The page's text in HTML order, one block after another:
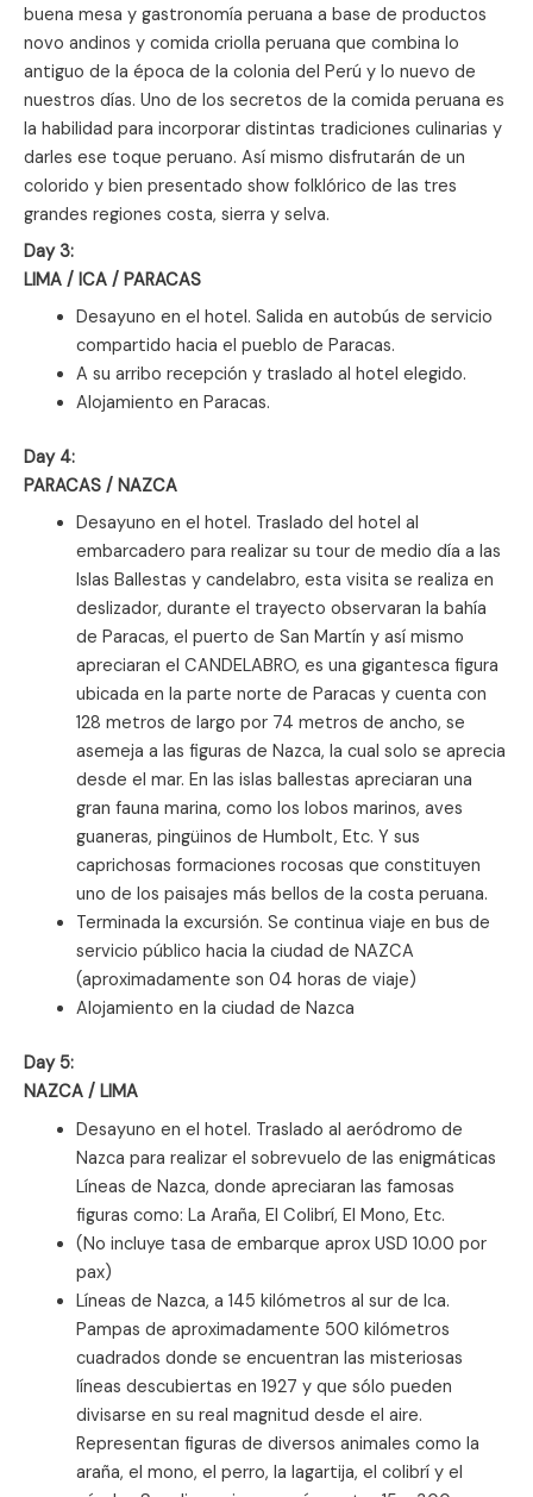
buena mesa y gastronomía peruana a base de productos
novo andinos y comida criolla peruana que combina lo
antiguo de la época de la colonia del Perú y lo nuevo de
nuestros días. Uno de los secretos de la comida peruana es
la habilidad para incorporar distintas tradiciones culinarias y
darles ese toque peruano. Así mismo disfrutarán de un
colorido y bien presentado show folklórico de las tres
grandes regiones costa, sierra y selva.
Day 3:
LIMA / ICA / PARACAS
Desayuno en el hotel. Salida en autobús de servicio
compartido hacia el pueblo de Paracas.
A su arribo recepción y traslado al hotel elegido.
Alojamiento en Paracas.
Day 4:
PARACAS / NAZCA
Desayuno en el hotel. Traslado del hotel al
embarcadero para realizar su tour de medio día a las
Islas Ballestas y candelabro, esta visita se realiza en
deslizador, durante el trayecto observaran la bahía
de Paracas, el puerto de San Martín y así mismo
apreciaran el CANDELABRO, es una gigantesca figura
ubicada en la parte norte de Paracas y cuenta con
128 metros de largo por 74 metros de ancho, se
asemeja a las figuras de Nazca, la cual solo se aprecia
desde el mar. En las islas ballestas apreciaran una
gran fauna marina, como los lobos marinos, aves
guaneras, pingüinos de Humbolt, Etc. Y sus
caprichosas formaciones rocosas que constituyen
uno de los paisajes más bellos de la costa peruana.
Terminada la excursión. Se continua viaje en bus de
servicio público hacia la ciudad de NAZCA
(aproximadamente son 04 horas de viaje)
Alojamiento en la ciudad de Nazca
Day 5:
NAZCA / LIMA
Desayuno en el hotel. Traslado al aeródromo de
Nazca para realizar el sobrevuelo de las enigmáticas
Líneas de Nazca, donde apreciaran las famosas
figuras como: La Araña, El Colibrí, El Mono, Etc.
(No incluye tasa de embarque aprox USD 10.00 por
pax)
Líneas de Nazca, a 145 kilómetros al sur de Ica.
Pampas de aproximadamente 500 kilómetros
cuadrados donde se encuentran las misteriosas
líneas descubiertas en 1927 y que sólo pueden
divisarse en su real magnitud desde el aire.
Representan figuras de diversos animales como la
araña, el mono, el perro, la lagartija, el colibrí y el